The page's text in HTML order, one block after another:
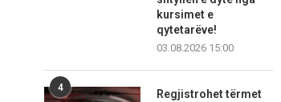
kursimet e
qytetarëve!
03.08.2026 15:00
4
Regjistrohet tërmet